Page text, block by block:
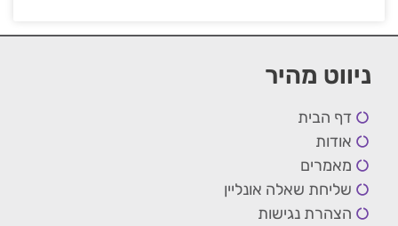
ניווט מהיר
דף הבית
אודות
מאמרים
שליחת שאלה אונליין
הצהרת נגישות